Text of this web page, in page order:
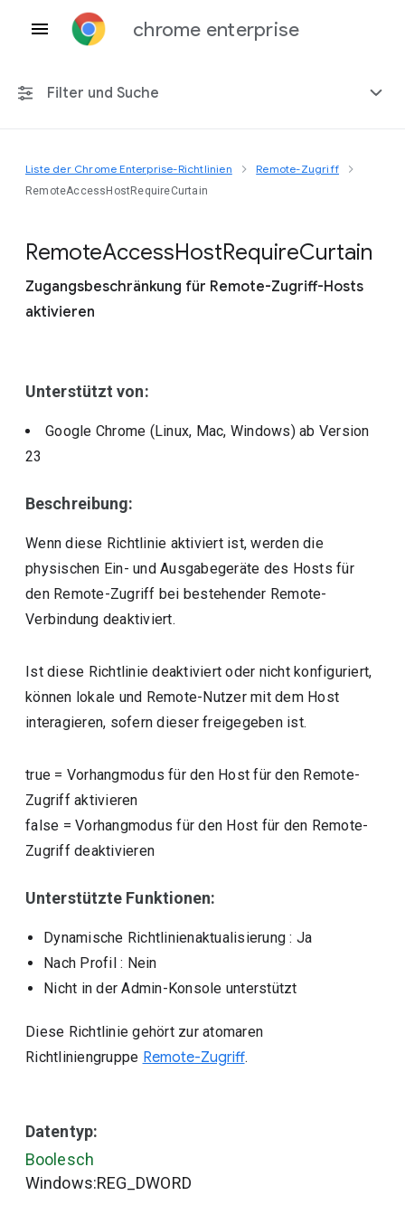
chrome enterprise
Filter und Suche
Alle Plattformen
Einschließlich eingestellter Richtlinien
Liste der Chrome Enterprise-Richtlinien Remote-Zugriff
RemoteAccessHostRequireCurtain
RemoteAccessHostRequireCurtain
Zugangsbeschränkung für Remote-Zugriff-Hosts
aktivieren
Unterstützt von:
Google Chrome (Linux, Mac, Windows)ab Version
23
Beschreibung:
Wenn diese Richtlinie aktiviert ist, werden die
physischen Ein- und Ausgabegeräte des Hosts für
den Remote-Zugriff bei bestehender Remote-
Verbindung deaktiviert.
Ist diese Richtlinie deaktiviert oder nicht konfiguriert,
können lokale und Remote-Nutzer mit dem Host
interagieren, sofern dieser freigegeben ist.
true = Vorhangmodus für den Host für den Remote-
Zugriff aktivieren
false =Vorhangmodus für den Host für den Remote-
Zugriff deaktivieren
Unterstützte Funktionen:
Dynamische Richtlinienaktualisierung : Ja
Nach Profil : Nein
Nicht in der Admin-Konsole unterstützt
Diese Richtlinie gehört zur atomaren
Richtliniengruppe Remote-Zugriff.
Datentyp:
Boolesch
Windows:REG_DWORD